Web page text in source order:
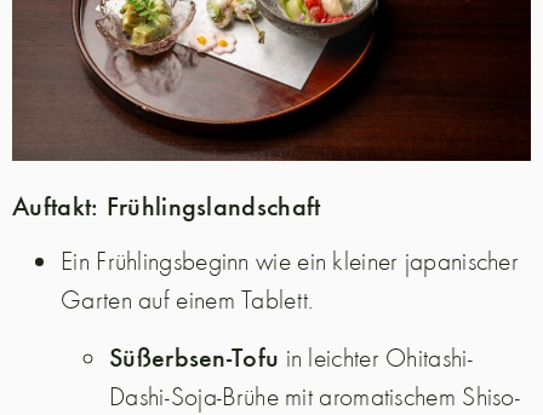
Auftakt: Frühlingslandschaft
Ein Frühlingsbeginn wie ein kleiner japanischer
Garten auf einem Tablett.
Süßerbsen-Tofu in leichter Ohitashi-
Dashi-Soja-Brühe mit aromatischem Shiso-